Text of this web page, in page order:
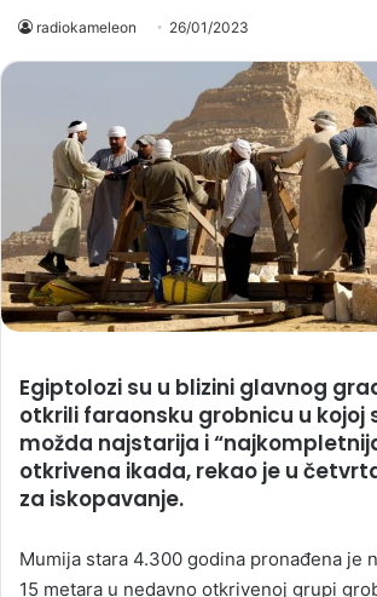
radiokameleon 26/01/2023
Egiptolozi su u blizini glavnog
otkrili faraonsku grobnicu u kojoj
možda najstarija i
otkrivena ikada, rekao je u
za iskopavanje.
Mumija stara 4.300 godina pronađena je
15 metara u nedavno otkrivenoj grupi